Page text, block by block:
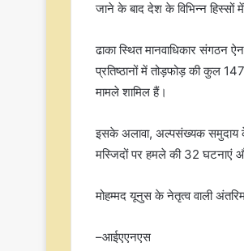
जाने के बाद देश के विभिन्न हिस्सों
ढाका स्थित मानवाधिकार संगठन
प्रतिष्ठानों में तोड़फोड़ की कुल
मामले शामिल हैं।
इसके अलावा, अल्पसंख्यक समुदाय के
मस्जिदों पर हमले की 32 घटनाएं
मोहम्मद यूनुस के नेतृत्व वाली
–आईएएनएस